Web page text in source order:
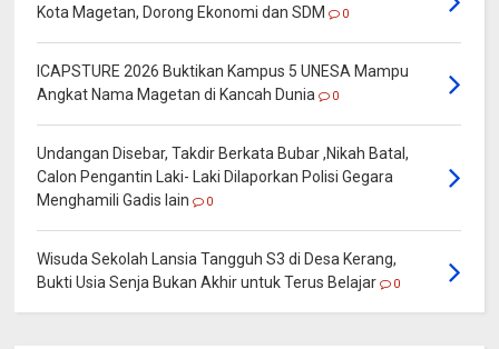
Kota Magetan, Dorong Ekonomi dan SDM
0
ICAPSTURE 2026 Buktikan Kampus 5 UNESA Mampu
Angkat Nama Magetan di Kancah Dunia
0
Undangan Disebar, Takdir Berkata Bubar ,Nikah Batal,
Calon Pengantin Laki- Laki Dilaporkan Polisi Gegara
Menghamili Gadis lain
0
Wisuda Sekolah Lansia Tangguh S3 di Desa Kerang,
Bukti Usia Senja Bukan Akhir untuk Terus Belajar
0